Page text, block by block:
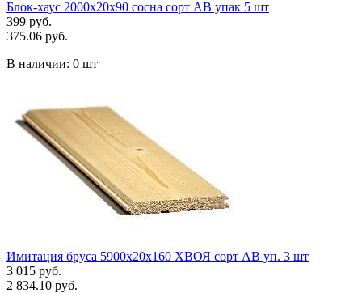
Блок-хаус 2000х20х90 сосна сорт АВ упак 5 шт
399 руб.
375.06 руб.
В наличии: 0 шт
Имитация бруса 5900х20х160 ХВОЯ сорт АВ уп. 3 шт
3 015 руб.
2 834.10 руб.